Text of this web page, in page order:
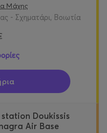
Μάχης
- Σχηματάρι, Βοιωτία
Air Base